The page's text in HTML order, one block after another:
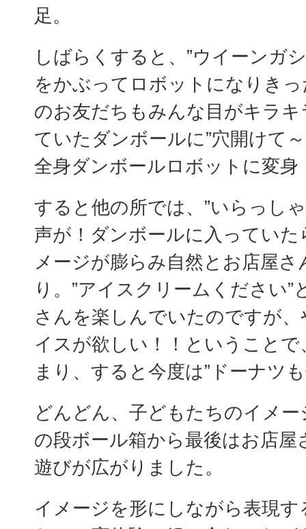
足。
しばらくすると、”ウイーンガ
をかぶってロボットになりき
のお友だちもみんな目がキラ
ていたダンボールに”穴開けて
全身ダンボールロボットに変身
すると他の所では、”いらっし
声が！ダンボールに入ってい
メージが膨らみ自然とお店屋
り。”アイスクリームください”
さんを楽しんでいたのですが
イスが欲しい！！ということ
まり、すると今度は”ドーナツ
どんどん、子どもたちのイメ
の段ボール箱から最後はお店
遊びが広がりました。
イメージを形にしながら表現